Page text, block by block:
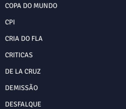
COPA DO MUNDO
CPI
CRIA DO FLA
CRITICAS
DE LA CRUZ
DEMISSÃO
DESFALQUE